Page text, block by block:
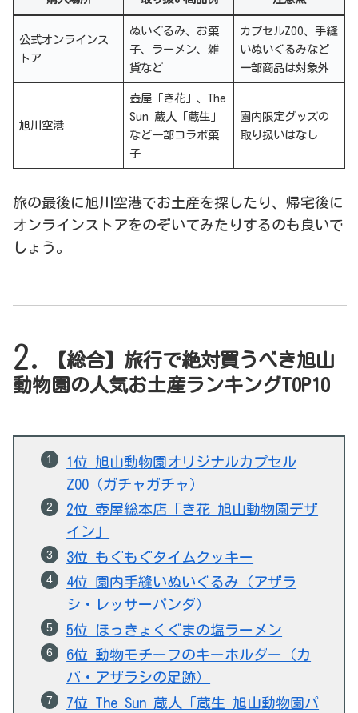
公式オンラインス
トア
ぬいぐるみ、お菓
子、ラーメン、雑
貨など
カプセルZOO、手縫
いぬいぐるみなど
一部商品は対象外
旭川空港
壺屋「き花」、The
Sun 蔵人「蔵生」
など一部コラボ菓
子
園内限定グッズの
取り扱いはなし
旅の最後に旭川空港でお土産を探したり、帰宅後に
オンラインストアをのぞいてみたりするのも良いで
しょう。
【総合】旅行で絶対買うべき旭山
動物園の人気お土産ランキングTOP10
1位 旭山動物園オリジナルカプセル
ZOO（ガチャガチャ）
2位 壺屋総本店「き花 旭山動物園デザ
イン」
3位 もぐもぐタイムクッキー
4位 園内手縫いぬいぐるみ（アザラ
シ・レッサーパンダ）
5位 ほっきょくぐまの塩ラーメン
6位 動物モチーフのキーホルダー（カ
バ・アザラシの足跡）
7位 The Sun 蔵人「蔵生 旭山動物園パ